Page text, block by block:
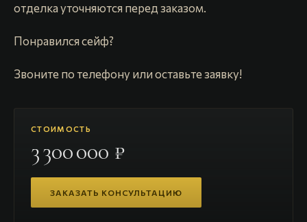
отделка уточняются перед заказом.
Понравился сейф?
Звоните по телефону или оставьте заявку!
СТОИМОСТЬ
3 300 000 ₽
ЗАКАЗАТЬ КОНСУЛЬТАЦИЮ